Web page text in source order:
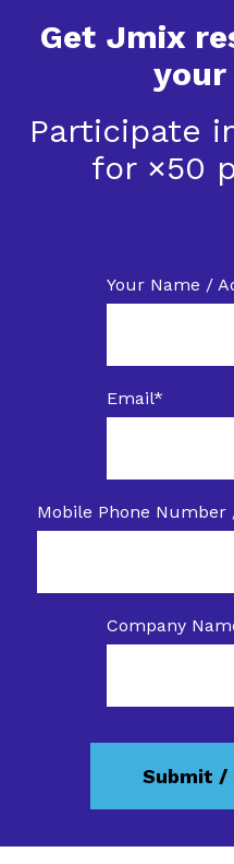
Get Jmix
your
Participate
for ×50
Your Name /
Email*
Mobile Phone Number
Company